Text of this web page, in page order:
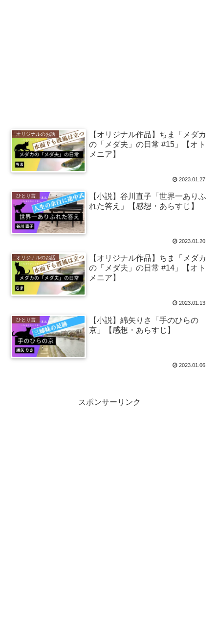
オリジナルのお話
【オリジナル作品】ちま「メダカ
の「メダ夫」の日常 #15」【オト
メニア】
2023.01.27
ひとり言
【小説】谷川直子「世界一ありふ
れた答え」【感想・あらすじ】
2023.01.20
オリジナルのお話
【オリジナル作品】ちま「メダカ
の「メダ夫」の日常 #14」【オト
メニア】
2023.01.13
ひとり言
【小説】綿矢りさ「手のひらの
京」【感想・あらすじ】
2023.01.06
スポンサーリンク